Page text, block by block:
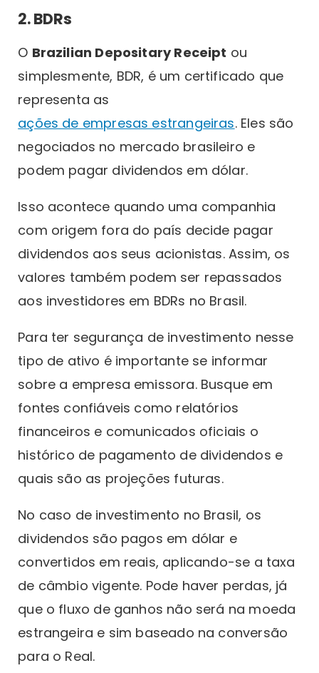
2. BDRs
O Brazilian Depositary Receipt ou
simplesmente, BDR, é um certificado que
representa as
ações de empresas estrangeiras. Eles são
negociados no mercado brasileiro e
podem pagar dividendos em dólar.
Isso acontece quando uma companhia
com origem fora do país decide pagar
dividendos aos seus acionistas. Assim, os
valores também podem ser repassados
aos investidores em BDRs no Brasil.
Para ter segurança de investimento nesse
tipo de ativo é importante se informar
sobre a empresa emissora. Busque em
fontes confiáveis como relatórios
financeiros e comunicados oficiais o
histórico de pagamento de dividendos e
quais são as projeções futuras.
No caso de investimento no Brasil, os
dividendos são pagos em dólar e
convertidos em reais, aplicando-se a taxa
de câmbio vigente. Pode haver perdas, já
que o fluxo de ganhos não será na moeda
estrangeira e sim baseado na conversão
para o Real.